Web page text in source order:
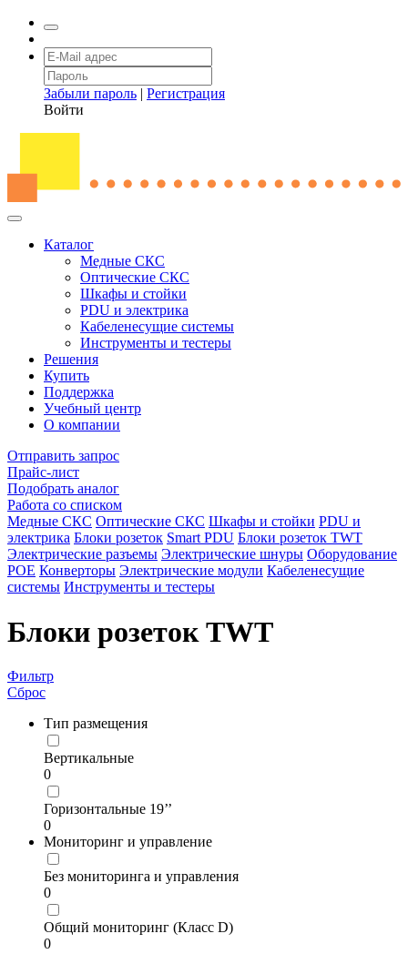
Забыли пароль | Регистрация
Войти
Каталог
Медные СКС
Оптические СКС
Шкафы и стойки
PDU и электрика
Кабеленесущие системы
Инструменты и тестеры
Решения
Купить
Поддержка
Учебный центр
О компании
Отправить запрос
Прайс-лист
Подобрать аналог
Работа со списком
Медные СКС Оптические СКС Шкафы и стойки PDU и
электрика Блоки розеток Smart PDU Блоки розеток TWT
Электрические разъемы Электрические шнуры Оборудование
POE Конверторы Электрические модули Кабеленесущие
системы Инструменты и тестеры
Блоки розеток TWT
Фильтр
Сброс
Тип размещения
Вертикальные
0
Горизонтальные 19’’
0
Мониторинг и управление
Без мониторинга и управления
0
Общий мониторинг (Класс D)
0